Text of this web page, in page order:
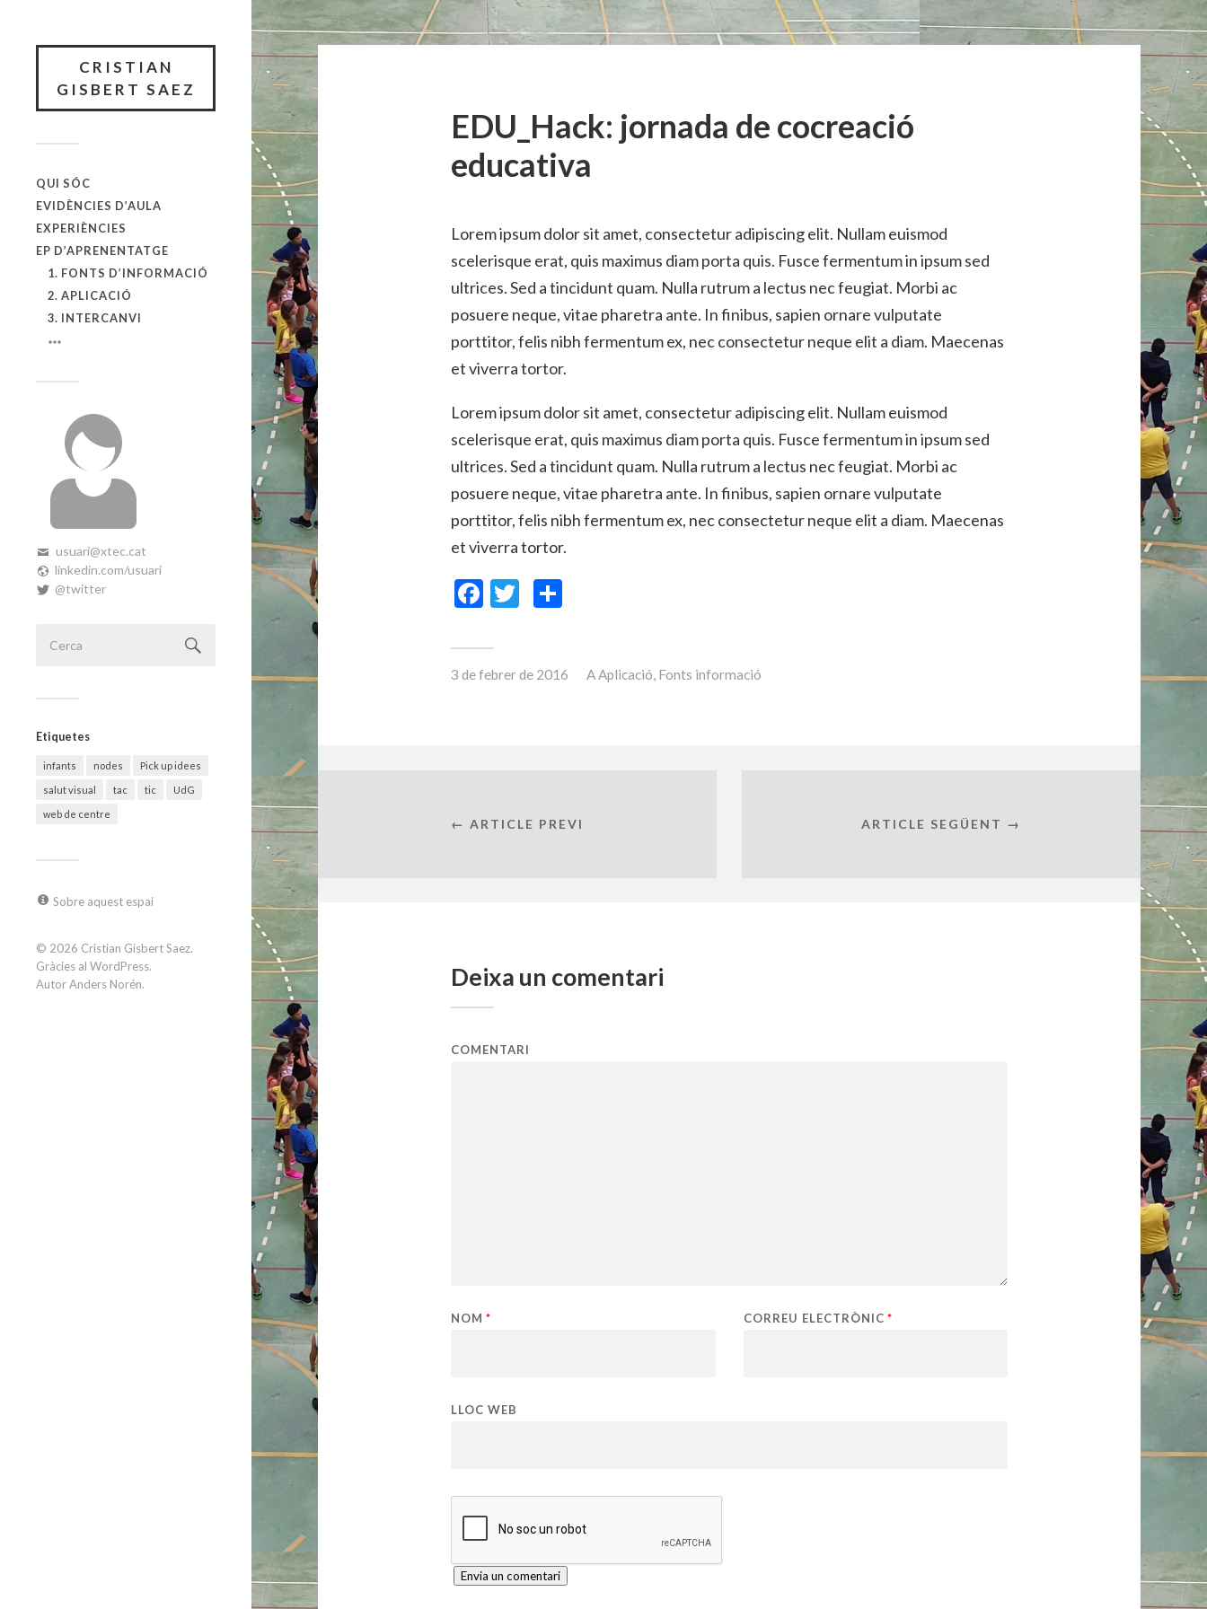
CRISTIAN
GISBERT SAEZ
QUI SÓC
EVIDÈNCIES D’AULA
EXPERIÈNCIES
EP D’APRENENTATGE
1. FONTS D’INFORMACIÓ
2. APLICACIÓ
3. INTERCANVI
usuari@xtec.cat
linkedin.com/usuari
@twitter
Etiquetes
infants nodes Pick up idees
salut visual tac tic UdG
web de centre
Sobre aquest espai
© 2026 Cristian Gisbert Saez.
Gràcies al WordPress.
AutorAnders Norén.
EDU_Hack: jornada de cocreació
educativa
Lorem ipsum dolor sit amet, consectetur adipiscing elit. Nullam euismod
scelerisque erat, quis maximus diam porta quis. Fusce fermentum in ipsum sed
ultrices. Sed a tincidunt quam. Nulla rutrum a lectus nec feugiat. Morbi ac
posuere neque, vitae pharetra ante. In finibus, sapien ornare vulputate
porttitor, felis nibh fermentum ex, nec consectetur neque elit a diam. Maecenas
et viverra tortor.
Lorem ipsum dolor sit amet, consectetur adipiscing elit. Nullam euismod
scelerisque erat, quis maximus diam porta quis. Fusce fermentum in ipsum sed
ultrices. Sed a tincidunt quam. Nulla rutrum a lectus nec feugiat. Morbi ac
posuere neque, vitae pharetra ante. In finibus, sapien ornare vulputate
porttitor, felis nibh fermentum ex, nec consectetur neque elit a diam. Maecenas
et viverra tortor.
Facebook
Twitter
3 de febrer de 2016 AAplicació, Fonts informació
← ARTICLE PREVI ARTICLE SEGÜENT →
Deixa un comentari
COMENTARI
NOM * CORREU ELECTRÒNIC *
LLOC WEB